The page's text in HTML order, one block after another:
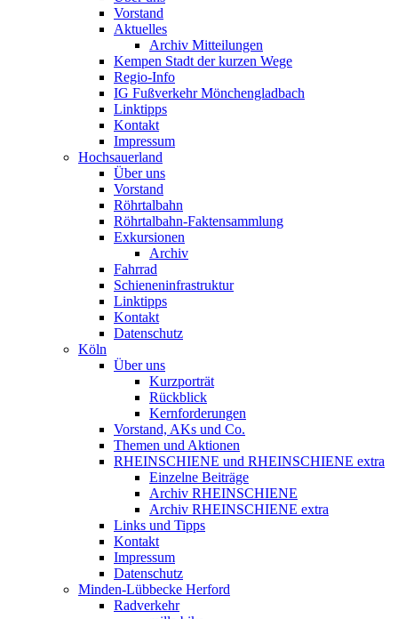
Vorstand
Aktuelles
Archiv Mitteilungen
Kempen Stadt der kurzen Wege
Regio-Info
IG Fußverkehr Mönchengladbach
Linktipps
Kontakt
Impressum
Hochsauerland
Über uns
Vorstand
Röhrtalbahn
Röhrtalbahn-Faktensammlung
Exkursionen
Archiv
Fahrrad
Schieneninfrastruktur
Linktipps
Kontakt
Datenschutz
Köln
Über uns
Kurzporträt
Rückblick
Kernforderungen
Vorstand, AKs und Co.
Themen und Aktionen
RHEINSCHIENE und RHEINSCHIENE extra
Einzelne Beiträge
Archiv RHEINSCHIENE
Archiv RHEINSCHIENE extra
Links und Tipps
Kontakt
Impressum
Datenschutz
Minden-Lübbecke Herford
Radverkehr